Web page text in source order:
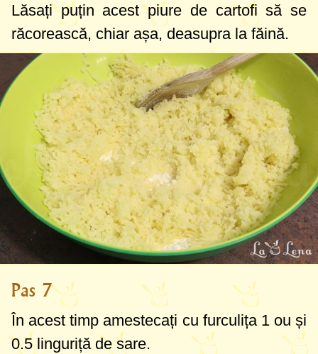
Lăsați puțin acest piure de cartofi să se
răcorească, chiar așa, deasupra la făină.
Pas 7
În acest timp amestecați cu furculița 1 ou și
0.5 lingurițăde sare.